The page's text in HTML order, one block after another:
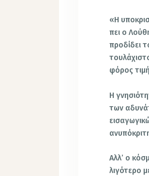
«Η
πει ο
προδίδει
φόρος
Η
των
Αλλ’ ο
λιγότερο